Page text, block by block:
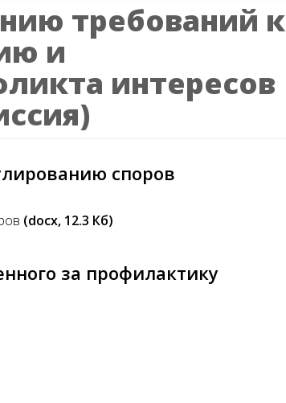
требований к
и
интересов
споров
(docx, 12.3 Кб)
за профилактику